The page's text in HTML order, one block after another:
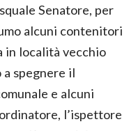
Senatore, per
alcuni contenitori
in località vecchio
spegnere il
e alcuni
l’ispettore